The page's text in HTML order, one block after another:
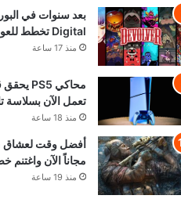
Digital تخطط للعودة إلى الملكية الخاصة
منذ 17 ساعة
تعمل الآن بسلاسة
منذ 18 ساعة
مجاناً الآن واغتنم
منذ 19 ساعة